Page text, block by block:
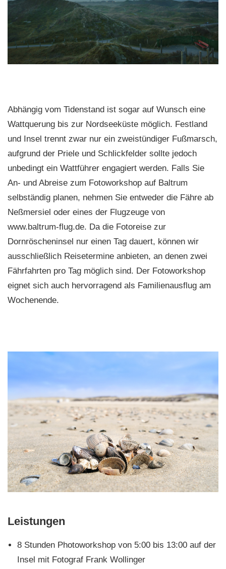
Abhängig vom Tidenstand ist sogar auf Wunsch eine
Wattquerung bis zur Nordseeküste möglich. Festland
und Insel trennt zwar nur ein zweistündiger Fußmarsch,
aufgrund der Priele und Schlickfelder sollte jedoch
unbedingt ein Wattführer engagiert werden. Falls Sie
An- und Abreise zum Fotoworkshop auf Baltrum
selbständig planen, nehmen Sie entweder die Fähre ab
Neßmersiel oder eines der Flugzeuge von
www.baltrum-flug.de. Da die Fotoreise zur
Dornröscheninsel nur einen Tag dauert, können wir
ausschließlich Reisetermine anbieten, an denen zwei
Fährfahrten pro Tag möglich sind. Der Fotoworkshop
eignet sich auch hervorragend als Familienausflug am
Wochenende.
Leistungen
8 Stunden Photoworkshop von 5:00 bis 13:00 auf der
Insel mit Fotograf Frank Wollinger